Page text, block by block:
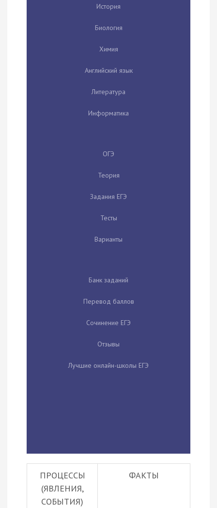
История
Биология
Химия
Английский язык
Литература
Информатика
ОГЭ
Теория
Задания ЕГЭ
Тесты
Варианты
Банк заданий
Перевод баллов
Сочинение ЕГЭ
Отзывы
Лучшие онлайн-школы ЕГЭ
ПРОЦЕССЫ
(ЯВЛЕНИЯ,
СОБЫТИЯ)
ФАКТЫ